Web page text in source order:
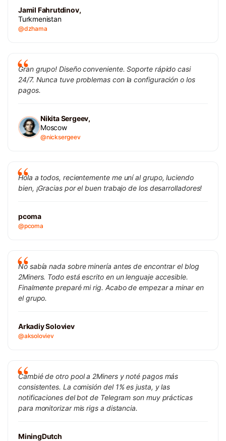
Jamil Fahrutdinov,
Turkmenistan
@dzhama
Gran grupo! Diseño conveniente. Soporte rápido casi
24/7. Nunca tuve problemas con la configuración o los
pagos.
Nikita Sergeev,
Moscow
@nicksergeev
Hola a todos, recientemente me uní al grupo, luciendo
bien, ¡Gracias por el buen trabajo de los desarrolladores!
pcoma
@pcoma
No sabía nada sobre minería antes de encontrar el blog
2Miners. Todo está escrito en un lenguaje accesible.
Finalmente preparé mi rig. Acabo de empezar a minar en
el grupo.
Arkadiy Soloviev
@aksoloviev
Cambié de otro pool a 2Miners y noté pagos más
consistentes. La comisión del 1% es justa, y las
notificaciones del bot de Telegram son muy prácticas
para monitorizar mis rigs a distancia.
MiningDutch